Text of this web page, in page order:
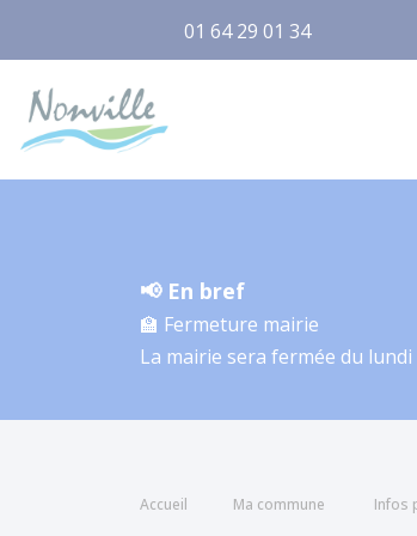
01 64 29 01 34
📢 En bref
🏫 Fermeture mairie
La mairie sera fermée du
Accueil Ma commune Infos